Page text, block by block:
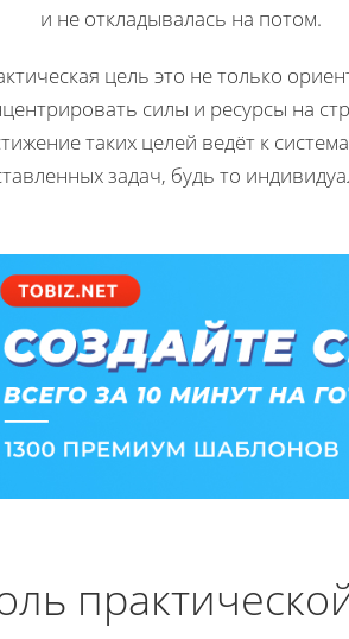
и не откладывалась на потом.
цель это не только
силы и ресурсы на
таких целей ведёт к
задач, будь то